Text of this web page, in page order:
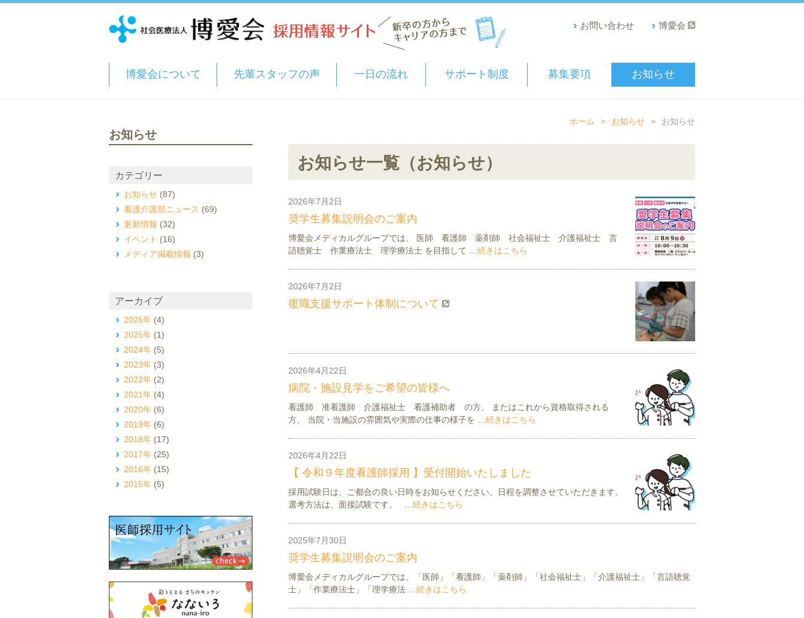
博愛会
お問い合わせ
博愛会について 先輩スタッフの声 一日の流れ サポート制度 募集要項 お知らせ
ホーム > お知らせ > お知らせ
お知らせ一覧（お知らせ）
2026年7月2日
奨学生募集説明会のご案内
博愛会メディカルグループでは、 医師 看護師 薬剤師 社会福祉士 介護福祉士 言
語聴覚士 作業療法士 理学療法士 を目指して … 続きはこちら
2026年7月2日
復職支援サポート体制について
2026年4月22日
病院・施設見学をご希望の皆様へ
看護師 准看護師 介護福祉士 看護補助者 の方、 またはこれから資格取得される
方、 当院・当施設の雰囲気や実際の仕事の様子を … 続きはこちら
2026年4月22日
【 令和９年度看護師採用 】受付開始いたしました
採用試験日は、ご都合の良い日時をお知らせください。日程を調整させていただきます。
選考方法は、面接試験です。 … 続きはこちら
2025年7月30日
奨学生募集説明会のご案内
博愛会メディカルグループでは、「医師」「看護師」「薬剤師」「社会福祉士」「介護福祉士」「言語聴覚
士」「作業療法士」「理学療法 … 続きはこちら
お知らせ
カテゴリー
お知らせ (87)
看護介護部ニュース (69)
更新情報 (32)
イベント (16)
メディア掲載情報 (3)
アーカイブ
2026年 (4)
2025年 (1)
2024年 (5)
2023年 (3)
2022年 (2)
2021年 (4)
2020年 (6)
2019年 (6)
2018年 (17)
2017年 (25)
2016年 (15)
2015年 (5)